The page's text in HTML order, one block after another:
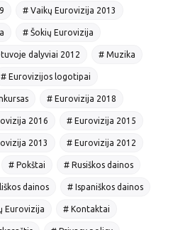
# Vaikų Eurovizija 2013
# Šokių Eurovizija
dalyviai 2012 # Muzika
# Eurovizijos logotipai
# Eurovizija 2018
2016 # Eurovizija 2015
2013 # Eurovizija 2012
# Pokštai # Rusiškos dainos
dainos # Ispaniškos dainos
Eurovizija # Kontaktai